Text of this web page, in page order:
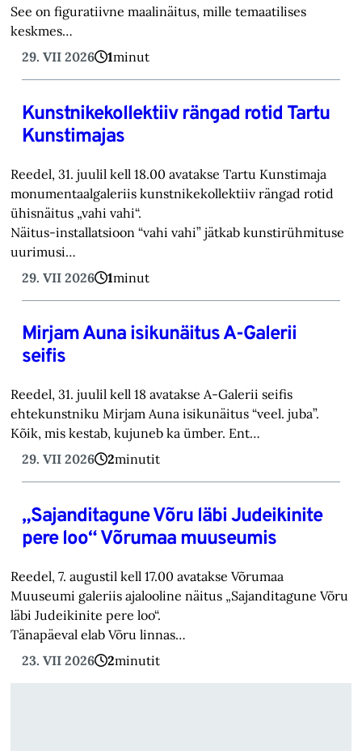
See on figuratiivne maalinäitus, mille temaatilises
keskmes…
29. VII 2026
1minut
Kunstnikekollektiiv rängad rotid Tartu
Kunstimajas
Reedel, 31. juulil kell 18.00 avatakse Tartu Kunstimaja
monumentaalgaleriis kunstnikekollektiiv rängad rotid
ühisnäitus „vahi vahi“.
Näitus-installatsioon “vahi vahi” jätkab kunstirühmituse
uurimusi…
29. VII 2026
1minut
Mirjam Auna isikunäitus A-Galerii
seifis
Reedel, 31. juulil kell 18 avatakse A-Galerii seifis
ehtekunstniku Mirjam Auna isikunäitus “veel. juba”.
Kõik, mis kestab, kujuneb ka ümber. Ent…
29. VII 2026
2minutit
„Sajanditagune Võru läbi Judeikinite
pere loo“ Võrumaa muuseumis
Reedel, 7. augustil kell 17.00 avatakse Võrumaa
Muuseumi galeriis ajalooline näitus „Sajanditagune Võru
läbi Judeikinite pere loo“.
Tänapäeval elab Võru linnas…
23. VII 2026
2minutit